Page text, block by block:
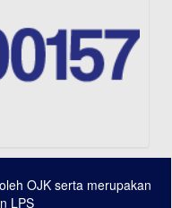
on Instagram
OJK serta merupakan
LPS